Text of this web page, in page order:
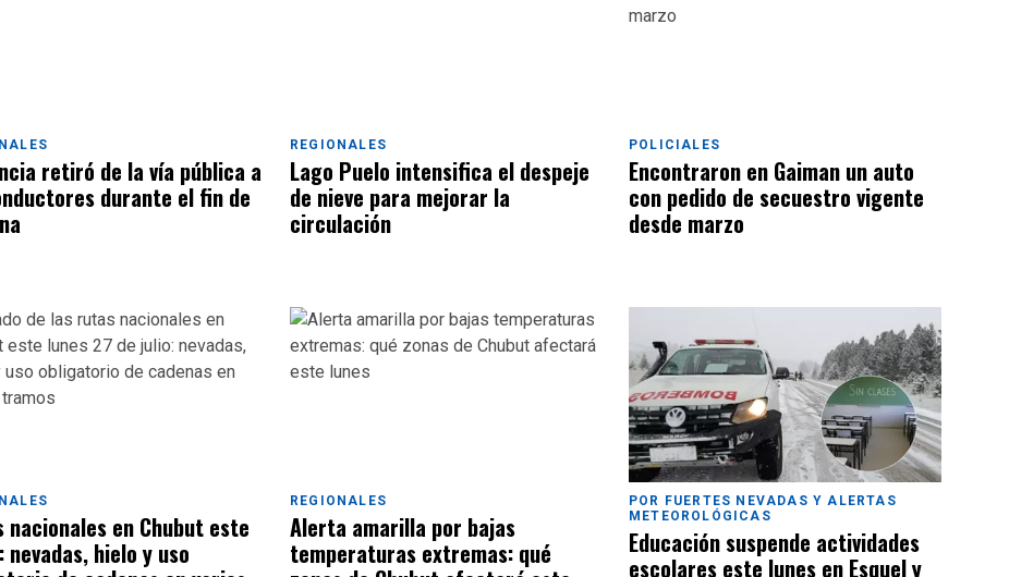
retiró de la vía pública a
durante el fin de
REGIONALES
Lago Puelo intensifica el despeje
de nieve para mejorar la
circulación
POLICIALES
Encontraron en Gaiman un auto
con pedido de secuestro vigente
desde marzo
nacionales en Chubut este
nevadas, hielo y uso
REGIONALES
Alerta amarilla por bajas
temperaturas extremas: qué
POR FUERTES NEVADAS Y ALERTAS
METEOROLÓGICAS
Educación suspende actividades
escolares este lunes en Esquel y